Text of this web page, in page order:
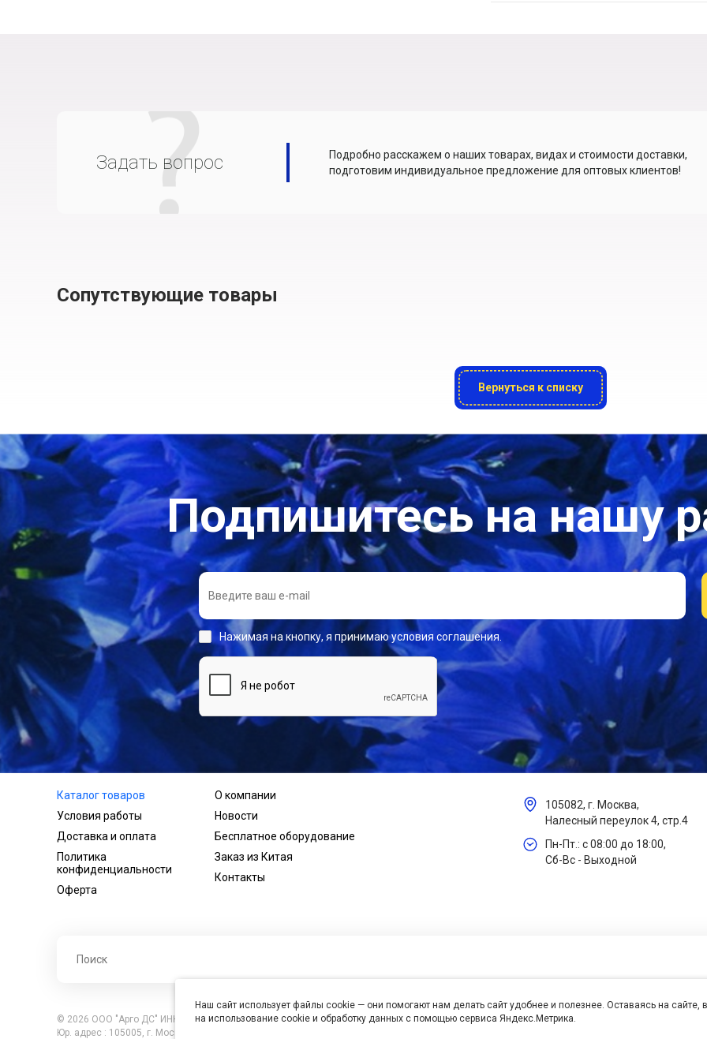
Задать вопрос
Подробно расскажем о наших товарах, видах и стоимости доставки,
подготовим индивидуальное предложение для оптовых клиентов!
Сопутствующие товары
Вернуться к списку
Подпишитесь на нашу
Нажимая на кнопку, я принимаю условия соглашения.
Каталог товаров
Условия работы
Доставка и оплата
Политика
конфиденциальности
Оферта
О компании
Новости
Бесплатное оборудование
Заказ из Китая
Контакты
105082, г. Москва,
Налесный переулок 4, стр.4
Пн-Пт.: с 08:00 до 18:00,
Сб-Вс - Выходной
© 2026 ООО "Арго ДС" ИНН 7701121430 ОГРН 1027739360417, Все права защищены
Юр. адрес : 105005, г. Москва, ул. Бауманская, д.20, стр. 3
Наш сайт использует файлы cookie — они помогают нам делать сайт удобнее и полезнее. Оставаясь на сайте,
на использование cookie и обработку данных с помощью сервиса Яндекс.Метрика.